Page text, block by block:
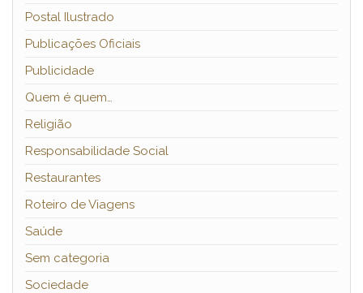
Postal Ilustrado
Publicações Oficiais
Publicidade
Quem é quem…
Religião
Responsabilidade Social
Restaurantes
Roteiro de Viagens
Saúde
Sem categoria
Sociedade